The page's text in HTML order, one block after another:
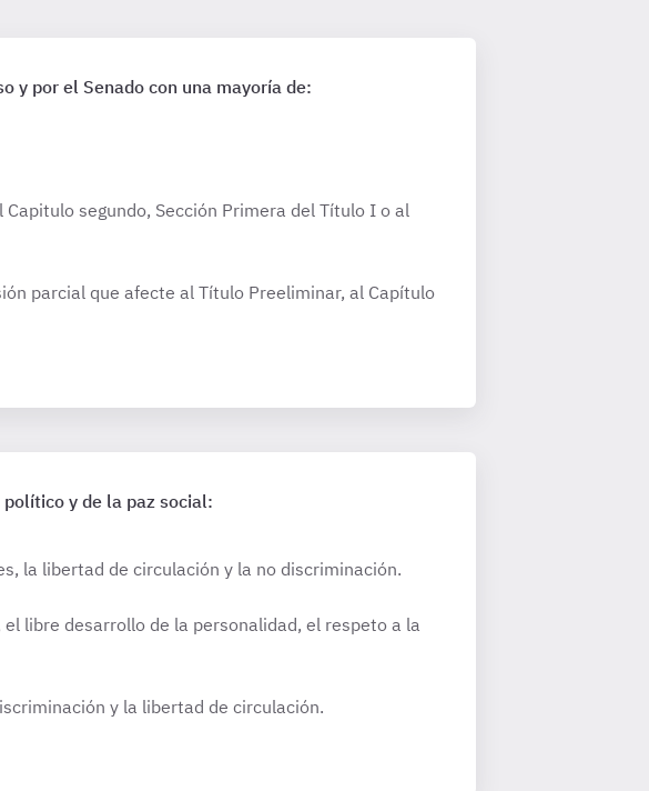
y por el Senado con una mayoría de:
segundo, Sección Primera del Título I o al
parcial que afecte al Título Preeliminar, al Capítulo
y de la paz social:
la libertad de circulación y la no discriminación.
libre desarrollo de la personalidad, el respeto a la
y la libertad de circulación.